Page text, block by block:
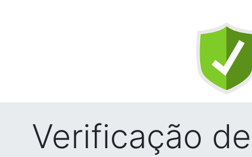
Verificação